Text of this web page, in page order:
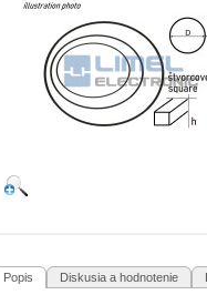
Popis Diskusia a hodnotenie